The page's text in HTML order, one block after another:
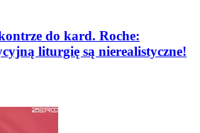
do kard. Roche:
liturgię są nierealistyczne!